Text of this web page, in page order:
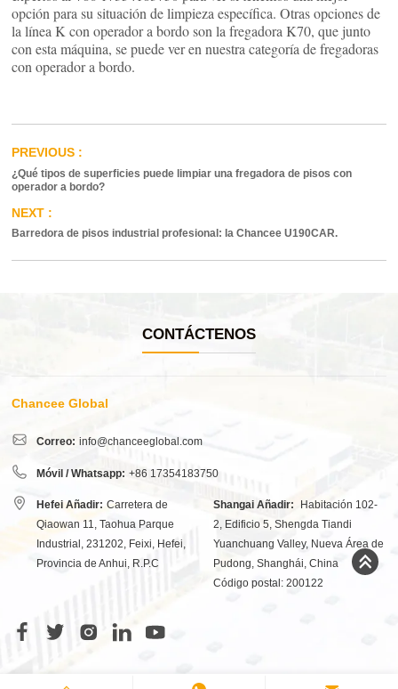
opción para su situación de limpieza específica. Otras opciones de
la línea K con operador a bordo son la fregadora K70, que junto
con esta máquina, se puede ver en nuestra categoría de fregadoras
con operador a bordo.
¿Qué tipos de superficies puede limpiar una fregadora de pisos con
operador a bordo?
Barredora de pisos industrial profesional: la Chancee U190CAR.
CONTÁCTENOS
Chancee Global
Correo: info@chanceeglobal.com
Móvil / Whatsapp: +86 17354183750
Hefei Añadir: Carretera de
Qiaowan 11, Taohua Parque
Industrial, 231202, Feixi, Hefei,
Provincia de Anhui, R.P.C
Shangai Añadir:
Habitación 102-
2, Edificio 5, Shengda Tiandi
Yuanchuang Valley, Nueva Área de
Pudong, Shanghái, China
Código postal: 200122